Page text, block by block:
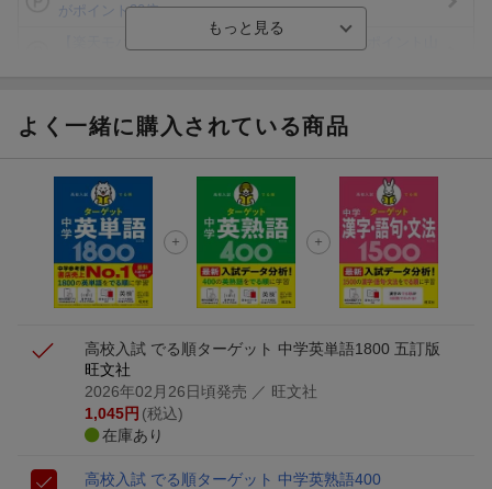
がポイント20倍
ト山分け
エントリー＆3,000円以上購入で無料データSIM（3GB/月プ
ラン）が当たる！
楽天モバイル紹介キャンペーンの拡散で300円OFFクーポン
進呈
よく一緒に購入されている商品
高校入試 でる順ターゲット 中学英単語1800 五訂版
旺文社
2026年02月26日頃発売 ／ 旺文社
1,045円 (税込)
在庫あり
高校入試 でる順ターゲット 中学英熟語400